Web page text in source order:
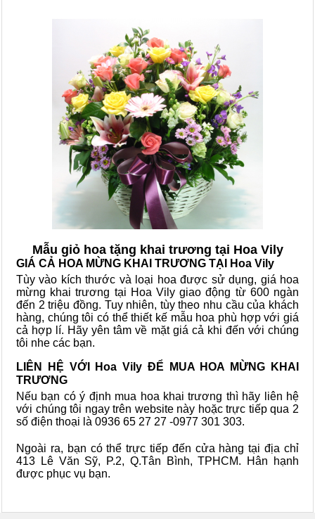
Mẫu giỏ hoa tặng khai trương tại Hoa Vily
GIÁ CẢ HOA MỪNG KHAI TRƯƠNG TẠI Hoa Vily
Tùy vào kích thước và loại hoa được sử dụng, giá hoa
mừng khai trương tại Hoa Vily giao động từ 600 ngàn
đến 2 triệu đồng. Tuy nhiên, tùy theo nhu cầu của khách
hàng, chúng tôi có thể thiết kế mẫu hoa phù hợp với giá
cả hợp lí. Hãy yên tâm về mặt giá cả khi đến với chúng
tôi nhe các bạn.
LIÊN HỆ VỚI Hoa Vily ĐỂ MUA HOA MỪNG KHAI
TRƯƠNG
Nếu bạn có ý định mua hoa khai trương thì hãy liên hệ
với chúng tôi ngay trên website này hoặc trực tiếp qua 2
số điện thoại là 0936 65 27 27 -0977 301 303.
Ngoài ra, bạn có thể trực tiếp đến cửa hàng tại địa chỉ
413 Lê Văn Sỹ, P.2, Q.Tân Bình, TPHCM. Hân hạnh
được phục vụ bạn.